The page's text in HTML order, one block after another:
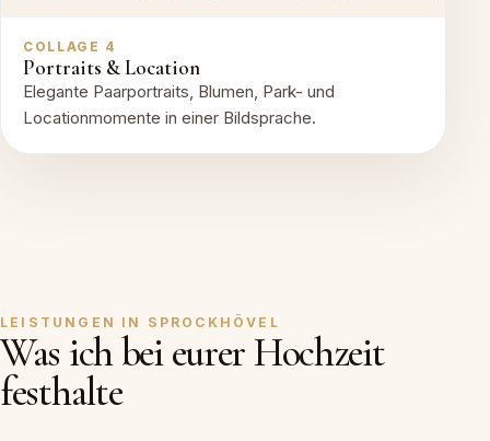
COLLAGE 4
Portraits & Location
Elegante Paarportraits, Blumen, Park- und
Locationmomente in einer Bildsprache.
LEISTUNGEN IN SPROCKHÖVEL
Was ich bei eurer Hochzeit
festhalte